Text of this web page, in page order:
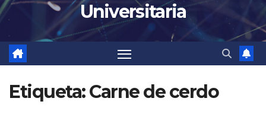
Universitaria
Etiqueta:Carne de cerdo